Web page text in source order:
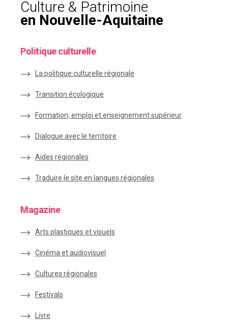
Culture & Patrimoine
en Nouvelle-Aquitaine
Politique culturelle
La politique culturelle régionale
Transition écologique
Formation, emploi et enseignement supérieur
Dialogue avec le territoire
Aides régionales
Traduire le site en langues régionales
Magazine
Arts plastiques et visuels
Cinéma et audiovisuel
Cultures régionales
Festivals
Livre